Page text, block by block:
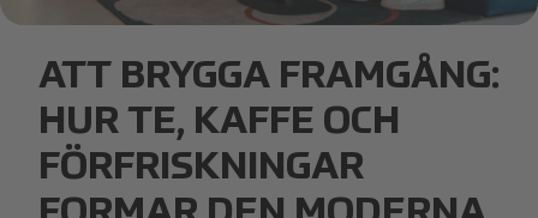
ATT BRYGGA FRAMGÅNG:
HUR TE, KAFFE OCH
FÖRFRISKNINGAR